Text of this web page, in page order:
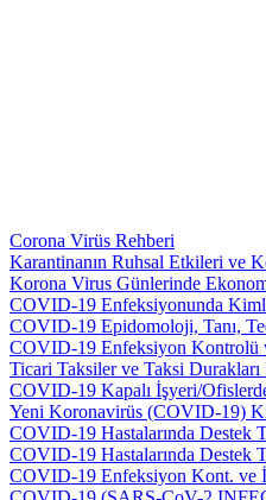
Corona Virüs Rehberi
Karantinanın Ruhsal Etkileri ve
Korona Virus Günlerinde
COVID-19 Enfeksiyonunda
COVID-19 Epidomoloji, Tanı,
COVID-19 Enfeksiyon Kontrolü
Ticari Taksiler ve Taksi
COVID-19 Kapalı İşyeri/
Yeni Koronavirüs (COVID-19)
COVID-19 Hastalarında Destek
COVID-19 Hastalarında Destek
COVID-19 Enfeksiyon Kont. ve